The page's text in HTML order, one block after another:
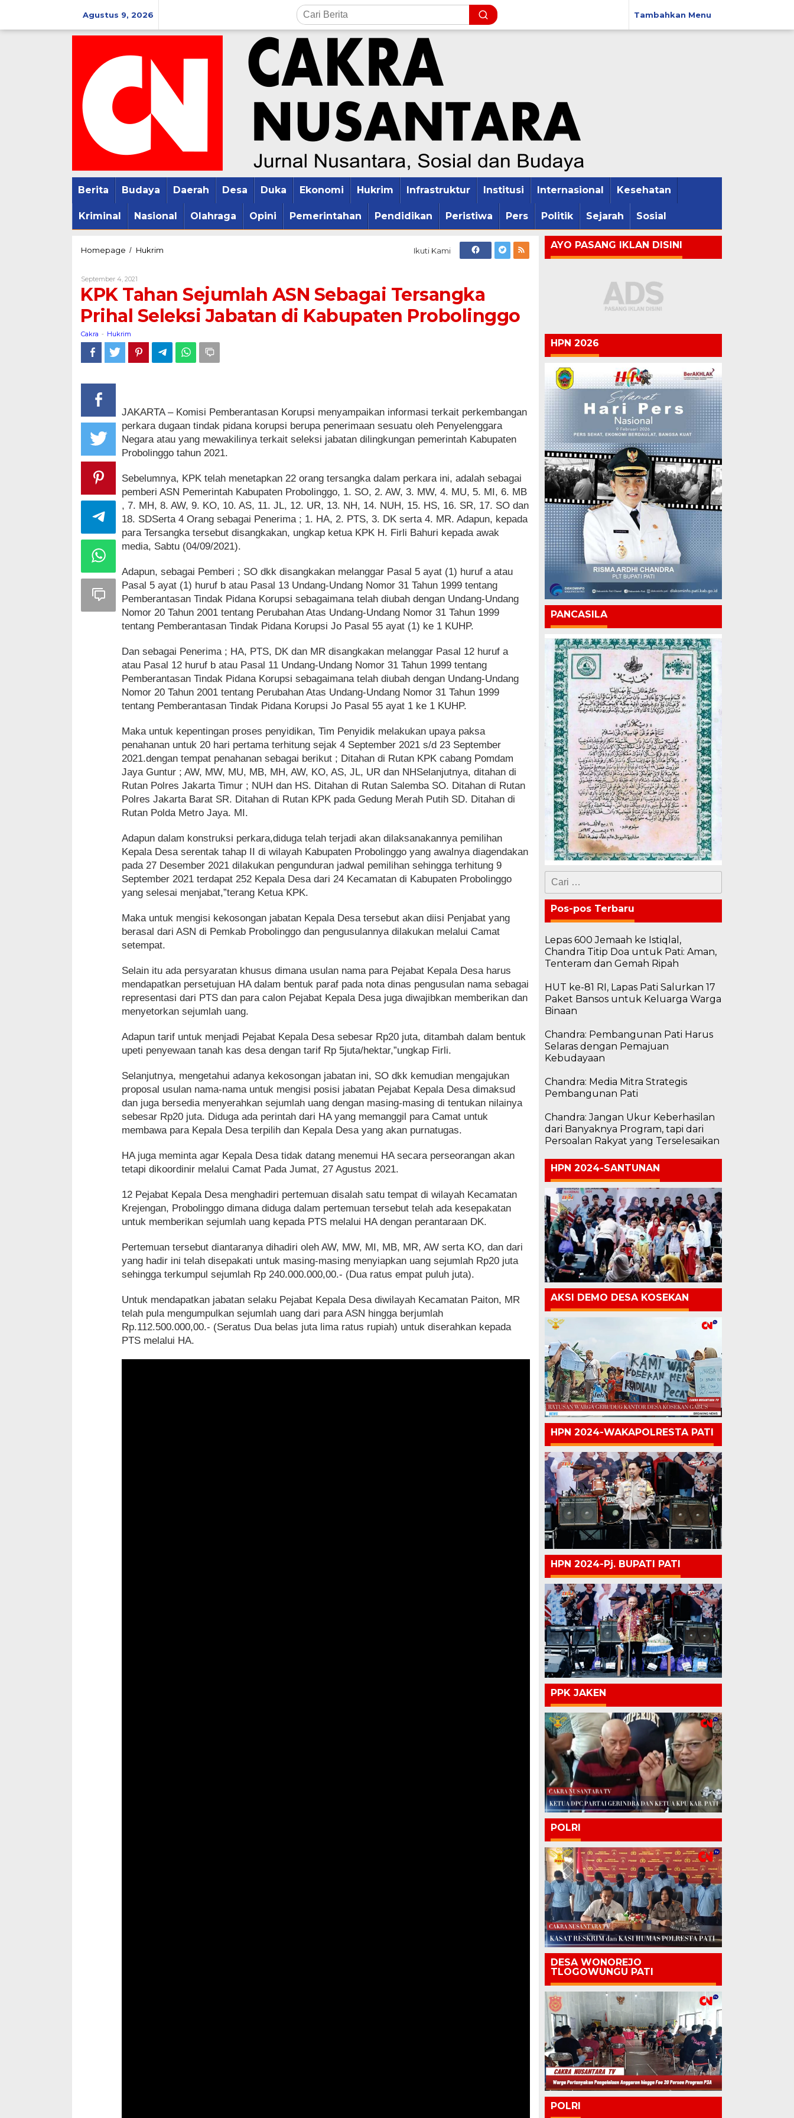
konten
Agustus 9, 2026 Tambahkan Menu
Berita Budaya Daerah Desa Duka Ekonomi Hukrim Infrastruktur Institusi Internasional Kesehatan
Kriminal Nasional Olahraga Opini Pemerintahan Pendidikan Peristiwa Pers Politik Sejarah Sosial
Homepage / Hukrim
Sebagai
Tersangka
Prihal
Jabatan
di
Ikuti Kami
September 4, 2021
Cakra
KPK Tahan Sejumlah ASN Sebagai Tersangka
Prihal Seleksi Jabatan di Kabupaten Probolinggo
Cakra - Hukrim
JAKARTA – Komisi Pemberantasan Korupsi menyampaikan informasi terkait perkembangan
perkara dugaan tindak pidana korupsi berupa penerimaan sesuatu oleh Penyelenggara
Negara atau yang mewakilinya terkait seleksi jabatan dilingkungan pemerintah Kabupaten
Probolinggo tahun 2021.
Sebelumnya, KPK telah menetapkan 22 orang tersangka dalam perkara ini, adalah sebagai
pemberi ASN Pemerintah Kabupaten Probolinggo, 1. SO, 2. AW, 3. MW, 4. MU, 5. MI, 6. MB
, 7. MH, 8. AW, 9. KO, 10. AS, 11. JL, 12. UR, 13. NH, 14. NUH, 15. HS, 16. SR, 17. SO dan
18. SDSerta 4 Orang sebagai Penerima ; 1. HA, 2. PTS, 3. DK serta 4. MR. Adapun, kepada
para Tersangka tersebut disangkakan, ungkap ketua KPK H. Firli Bahuri kepada awak
media, Sabtu (04/09/2021).
Adapun, sebagai Pemberi ; SO dkk disangkakan melanggar Pasal 5 ayat (1) huruf a atau
Pasal 5 ayat (1) huruf b atau Pasal 13 Undang-Undang Nomor 31 Tahun 1999 tentang
Pemberantasan Tindak Pidana Korupsi sebagaimana telah diubah dengan Undang-Undang
Nomor 20 Tahun 2001 tentang Perubahan Atas Undang-Undang Nomor 31 Tahun 1999
tentang Pemberantasan Tindak Pidana Korupsi Jo Pasal 55 ayat (1) ke 1 KUHP.
Dan sebagai Penerima ; HA, PTS, DK dan MR disangkakan melanggar Pasal 12 huruf a
atau Pasal 12 huruf b atau Pasal 11 Undang-Undang Nomor 31 Tahun 1999 tentang
Pemberantasan Tindak Pidana Korupsi sebagaimana telah diubah dengan Undang-Undang
Nomor 20 Tahun 2001 tentang Perubahan Atas Undang-Undang Nomor 31 Tahun 1999
tentang Pemberantasan Tindak Pidana Korupsi Jo Pasal 55 ayat 1 ke 1 KUHP.
Maka untuk kepentingan proses penyidikan, Tim Penyidik melakukan upaya paksa
penahanan untuk 20 hari pertama terhitung sejak 4 September 2021 s/d 23 September
2021.dengan tempat penahanan sebagai berikut ; Ditahan di Rutan KPK cabang Pomdam
Jaya Guntur ; AW, MW, MU, MB, MH, AW, KO, AS, JL, UR dan NHSelanjutnya, ditahan di
Rutan Polres Jakarta Timur ; NUH dan HS. Ditahan di Rutan Salemba SO. Ditahan di Rutan
Polres Jakarta Barat SR. Ditahan di Rutan KPK pada Gedung Merah Putih SD. Ditahan di
Rutan Polda Metro Jaya. MI.
Adapun dalam konstruksi perkara,diduga telah terjadi akan dilaksanakannya pemilihan
Kepala Desa serentak tahap II di wilayah Kabupaten Probolinggo yang awalnya diagendakan
pada 27 Desember 2021 dilakukan pengunduran jadwal pemilihan sehingga terhitung 9
September 2021 terdapat 252 Kepala Desa dari 24 Kecamatan di Kabupaten Probolinggo
yang selesai menjabat,”terang Ketua KPK.
Maka untuk mengisi kekosongan jabatan Kepala Desa tersebut akan diisi Penjabat yang
berasal dari ASN di Pemkab Probolinggo dan pengusulannya dilakukan melalui Camat
setempat.
Selain itu ada persyaratan khusus dimana usulan nama para Pejabat Kepala Desa harus
mendapatkan persetujuan HA dalam bentuk paraf pada nota dinas pengusulan nama sebagai
representasi dari PTS dan para calon Pejabat Kepala Desa juga diwajibkan memberikan dan
menyetorkan sejumlah uang.
Adapun tarif untuk menjadi Pejabat Kepala Desa sebesar Rp20 juta, ditambah dalam bentuk
upeti penyewaan tanah kas desa dengan tarif Rp 5juta/hektar,”ungkap Firli.
Selanjutnya, mengetahui adanya kekosongan jabatan ini, SO dkk kemudian mengajukan
proposal usulan nama-nama untuk mengisi posisi jabatan Pejabat Kepala Desa dimaksud
dan juga bersedia menyerahkan sejumlah uang dengan masing-masing di tentukan nilainya
sebesar Rp20 juta. Diduga ada perintah dari HA yang memanggil para Camat untuk
membawa para Kepala Desa terpilih dan Kepala Desa yang akan purnatugas.
HA juga meminta agar Kepala Desa tidak datang menemui HA secara perseorangan akan
tetapi dikoordinir melalui Camat Pada Jumat, 27 Agustus 2021.
12 Pejabat Kepala Desa menghadiri pertemuan disalah satu tempat di wilayah Kecamatan
Krejengan, Probolinggo dimana diduga dalam pertemuan tersebut telah ada kesepakatan
untuk memberikan sejumlah uang kepada PTS melalui HA dengan perantaraan DK.
Pertemuan tersebut diantaranya dihadiri oleh AW, MW, MI, MB, MR, AW serta KO, dan dari
yang hadir ini telah disepakati untuk masing-masing menyiapkan uang sejumlah Rp20 juta
sehingga terkumpul sejumlah Rp 240.000.000,00.- (Dua ratus empat puluh juta).
Untuk mendapatkan jabatan selaku Pejabat Kepala Desa diwilayah Kecamatan Paiton, MR
telah pula mengumpulkan sejumlah uang dari para ASN hingga berjumlah
Rp.112.500.000,00.- (Seratus Dua belas juta lima ratus rupiah) untuk diserahkan kepada
PTS melalui HA.
AYO PASANG IKLAN DISINI
HPN 2026
PANCASILA
Cari
untuk:
Pos-pos Terbaru
Lepas 600 Jemaah ke Istiqlal,
Chandra Titip Doa untuk Pati: Aman,
Tenteram dan Gemah Ripah
HUT ke-81 RI, Lapas Pati Salurkan 17
Paket Bansos untuk Keluarga Warga
Binaan
Chandra: Pembangunan Pati Harus
Selaras dengan Pemajuan
Kebudayaan
Chandra: Media Mitra Strategis
Pembangunan Pati
Chandra: Jangan Ukur Keberhasilan
dari Banyaknya Program, tapi dari
Persoalan Rakyat yang Terselesaikan
HPN 2024-SANTUNAN
AKSI DEMO DESA KOSEKAN
HPN 2024-WAKAPOLRESTA PATI
HPN 2024-Pj. BUPATI PATI
PPK JAKEN
POLRI
DESA WONOREJO
TLOGOWUNGU PATI
POLRI